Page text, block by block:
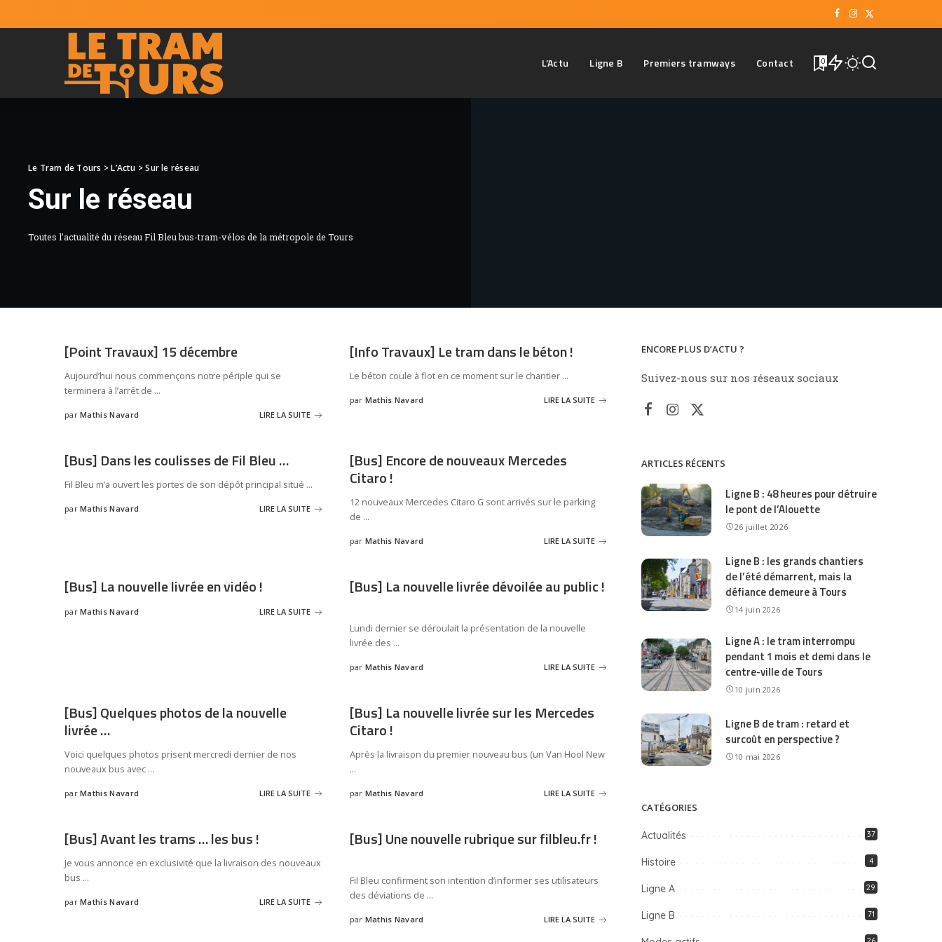
L’Actu Ligne B Premiers tramways Contact 0
Le Tram de Tours >L’Actu >Sur le réseau
Sur le réseau
Toutes l’actualité du réseau Fil Bleu bus-tram-vélos de la métropole de Tours
[Point Travaux] 15 décembre
Aujourd’hui nous commençons notre périple qui se
terminera à l’arrêt de ...
par Mathis Navard LIRE LA SUITE
[Info Travaux] Le tram dans le béton !
Le béton coule à flot en ce moment sur le chantier ...
par Mathis Navard LIRE LA SUITE
[Bus] Dans les coulisses de Fil Bleu …
Fil Bleu m’a ouvert les portes de son dépôt principal situé ...
par Mathis Navard LIRE LA SUITE
[Bus] Encore de nouveaux Mercedes
Citaro !
12 nouveaux Mercedes Citaro G sont arrivés sur le parking
de ...
par Mathis Navard LIRE LA SUITE
[Bus] La nouvelle livrée en vidéo !
par Mathis Navard LIRE LA SUITE
[Bus] La nouvelle livrée dévoilée au public !
Lundi dernier se déroulait la présentation de la nouvelle
livrée des ...
par Mathis Navard LIRE LA SUITE
[Bus] Quelques photos de la nouvelle
livrée …
Voici quelques photos prisent mercredi dernier de nos
nouveaux bus avec ...
par Mathis Navard LIRE LA SUITE
[Bus] La nouvelle livrée sur les Mercedes
Citaro !
Après la livraison du premier nouveau bus (un Van Hool New
...
par Mathis Navard LIRE LA SUITE
[Bus] Avant les trams … les bus !
Je vous annonce en exclusivité que la livraison des nouveaux
bus ...
par Mathis Navard LIRE LA SUITE
[Bus] Une nouvelle rubrique sur filbleu.fr !
Fil Bleu confirment son intention d’informer ses utilisateurs
des déviations de ...
par Mathis Navard LIRE LA SUITE
ENCORE PLUS D’ACTU ?
Suivez-nous sur nos réseaux sociaux
ARTICLES RÉCENTS
Ligne B : 48 heures pour détruire
le pont de l’Alouette
26 juillet 2026
Ligne B : les grands chantiers
de l’été démarrent, mais la
défiance demeure à Tours
14 juin 2026
Ligne A : le tram interrompu
pendant 1 mois et demi dans le
centre-ville de Tours
10 juin 2026
Ligne B de tram : retard et
surcoût en perspective ?
10 mai 2026
CATÉGORIES
Actualités 37
Histoire 4
Ligne A 29
Ligne B 71